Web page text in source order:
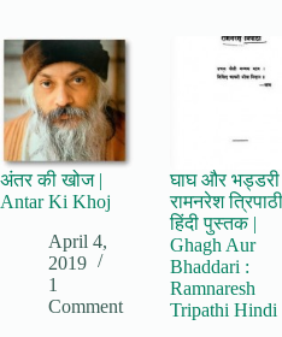
अंतर की खोज |
Antar Ki Khoj
April 4,
2019
1
Comment
घाघ और भड्डरी
रामनरेश त्रिपाठी
हिंदी पुस्तक |
Ghagh Aur
Bhaddari :
Ramnaresh
Tripathi Hindi